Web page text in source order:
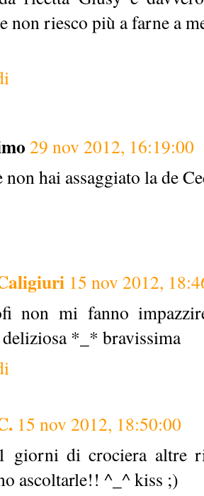
non riesco più a farne a
29 nov 2012, 16:19:00
non hai assaggiato la
15 nov 2012,
non mi fanno
*_* bravissima
15 nov 2012, 18:50:00
giorni di crociera altre
ascoltarle!! ^_^ kiss ;)